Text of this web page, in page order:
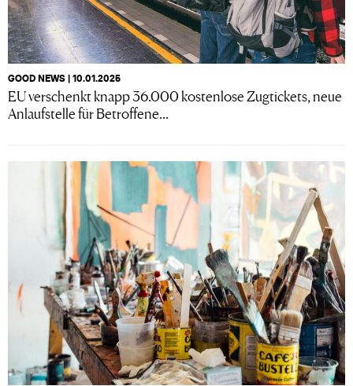
GOOD NEWS | 10.01.2025
EU verschenkt knapp 36.000 kostenlose Zugtickets, neue
Anlaufstelle für Betroffene...